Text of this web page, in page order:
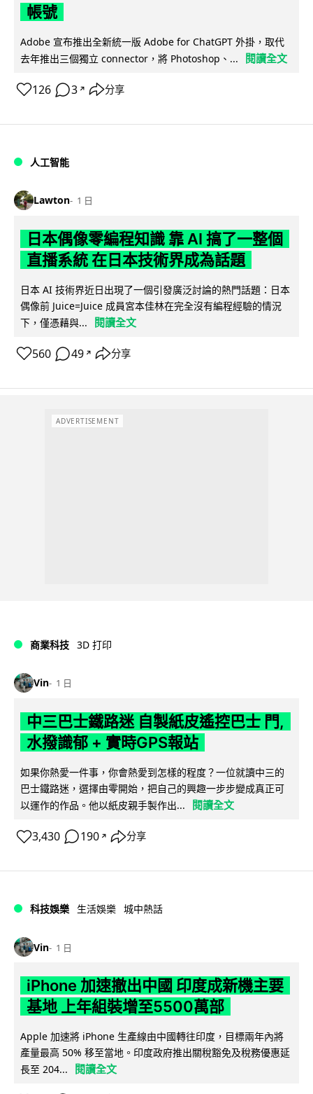
帳號
Adobe 宣布推出全新統一版 Adobe for ChatGPT 外掛，取代
去年推出三個獨立 connector，將 Photoshop、...
閱讀全文
126 3 ↗ 分享
人工智能
Lawton 1 日
日本偶像零編程知識 靠 AI 搞了一整個
直播系統 在日本技術界成為話題
日本 AI 技術界近日出現了一個引發廣泛討論的熱門話題：日本
偶像前 Juice=Juice 成員宮本佳林在完全沒有編程經驗的情況
下，僅憑藉與...
閱讀全文
560 49 ↗ 分享
ADVERTISEMENT
商業科技 3D 打印
Vin 1 日
中三巴士鐵路迷 自製紙皮遙控巴士 門,
水撥識郁 + 實時GPS報站
如果你熱愛一件事，你會熱愛到怎樣的程度？一位就讀中三的
巴士鐵路迷，選擇由零開始，把自己的興趣一步步變成真正可
以運作的作品。他以紙皮親手製作出...
閱讀全文
3,430 190 ↗ 分享
科技娛樂 生活娛樂 城中熱話
Vin 1 日
iPhone 加速撤出中國 印度成新機主要
基地 上年組裝增至5500萬部
Apple 加速將 iPhone 生產線由中國轉往印度，目標兩年內將
產量最高 50% 移至當地。印度政府推出關稅豁免及稅務優惠延
長至 204...
閱讀全文